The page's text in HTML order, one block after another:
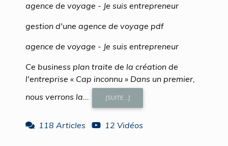
agence de voyage - Je suis entrepreneur
gestion d'une agence de voyage pdf
agence de voyage - Je suis entrepreneur
Ce business plan traite de la création de
l'entreprise « Cap inconnu » Dans un premier,
nous verrons la...
[SUITE...]
118 Articles 12 Vidéos